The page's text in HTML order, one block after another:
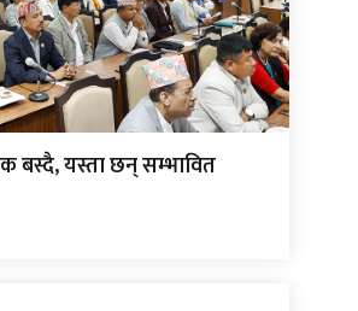
बस्दै, यस्ता छन् सम्भावित